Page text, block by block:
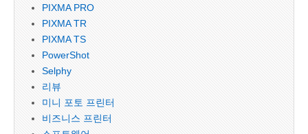
PIXMA PRO
PIXMA TR
PIXMA TS
PowerShot
Selphy
리뷰
미니 포토 프린터
비즈니스 프린터